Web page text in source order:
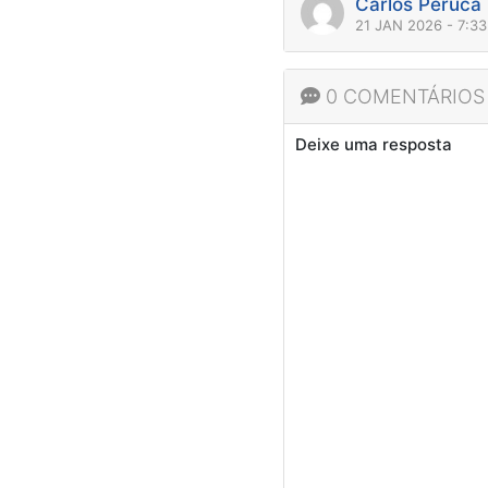
21 JAN 2026 -
0 COMENTÁRIOS
Deixe uma resposta